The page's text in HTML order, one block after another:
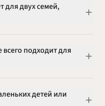
для двух семей,
подходит для
детей или